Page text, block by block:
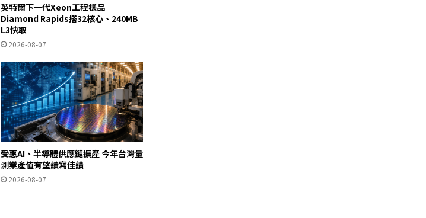
英特爾下一代Xeon工程樣品
Diamond Rapids搭32核心、240MB
L3快取
2026-08-07
受惠AI、半導體供應鏈擴產 今年台灣量
測業產值有望續寫佳績
2026-08-07